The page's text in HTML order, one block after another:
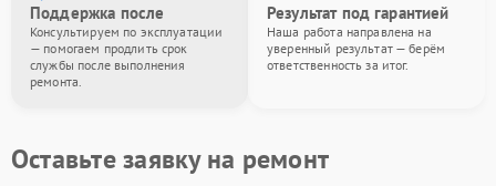
Поддержка после
Консультируем по эксплуатации
— помогаем продлить срок
службы после выполнения
ремонта.
Результат под гарантией
Наша работа направлена на
уверенный результат — берём
ответственность за итог.
Оставьте заявку на ремонт